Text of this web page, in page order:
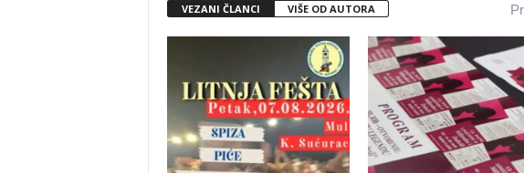
VEZANI ČLANCI VIŠE OD AUTORA